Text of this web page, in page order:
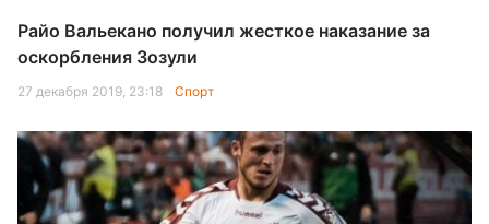
Райо Вальекано получил жесткое наказание за
оскорбления Зозули
27 декабря 2019, 23:18 Спорт